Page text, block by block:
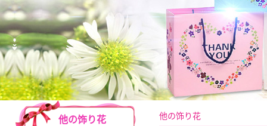
他の饰り花 他の饰り花